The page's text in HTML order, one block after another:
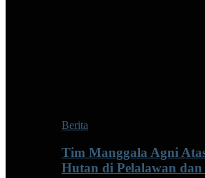
Berita
Tim Manggala Agni
Hutan di Pelalawan